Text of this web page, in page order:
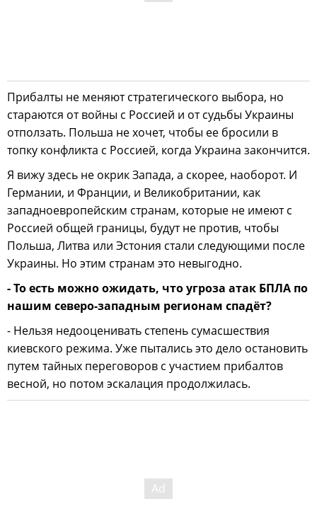
Прибалты не меняют стратегического выбора, но
стараются от войны с Россией и от судьбы Украины
отползать. Польша не хочет, чтобы ее бросили в
топку конфликта с Россией, когда Украина закончится.
Я вижу здесь не окрик Запада, а скорее, наоборот. И
Германии, и Франции, и Великобритании, как
западноевропейским странам, которые не имеют с
Россией общей границы, будут не против, чтобы
Польша, Литва или Эстония стали следующими после
Украины. Но этим странам это невыгодно.
- То есть можно ожидать, что угроза атак БПЛА по
нашим северо-западным регионам спадёт?
- Нельзя недооценивать степень сумасшествия
киевского режима. Уже пытались это дело остановить
путем тайных переговоров с участием прибалтов
весной, но потом эскалация продолжилась.